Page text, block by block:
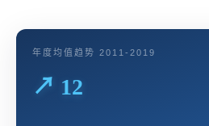
年度均值趋势 2011-2019
↗ 12